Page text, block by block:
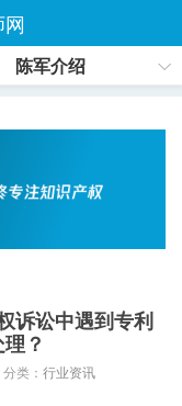
陈军介绍
诉讼中遇到专利
？
分类： 行业资讯